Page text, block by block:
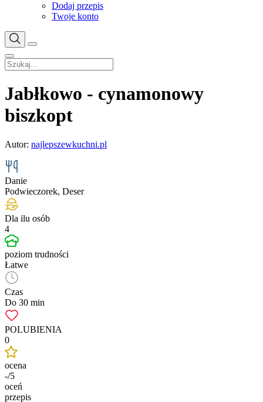
Dodaj przepis
Twoje konto
Jabłkowo - cynamonowy
biszkopt
Autor: najlepszewkuchni.pl
Danie
Podwieczorek, Deser
Dla ilu osób
4
poziom trudności
Łatwe
Czas
Do 30 min
POLUBIENIA
0
ocena
-/5
oceń
przepis